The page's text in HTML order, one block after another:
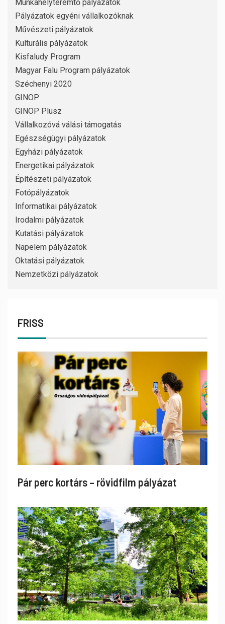
Munkahelyteremtő pályázatok
Pályázatok egyéni vállalkozóknak
Művészeti pályázatok
Kulturális pályázatok
Kisfaludy Program
Magyar Falu Program pályázatok
Széchenyi 2020
GINOP
GINOP Plusz
Vállalkozóvá válási támogatás
Egészségügyi pályázatok
Egyházi pályázatok
Energetikai pályázatok
Építészeti pályázatok
Fotópályázatok
Informatikai pályázatok
Irodalmi pályázatok
Kutatási pályázatok
Napelem pályázatok
Oktatási pályázatok
Nemzetközi pályázatok
FRISS
Pár perc kortárs – rövidfilm pályázat